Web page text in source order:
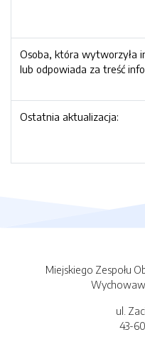
Osoba, która wytworzyła
lub odpowiada za treść
Ostatnia aktualizacja:
Miejskiego Zespołu
ul.
43-